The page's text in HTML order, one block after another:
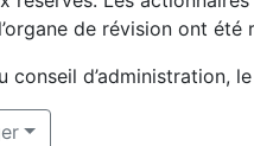
de révision ont
conseil d’administration,